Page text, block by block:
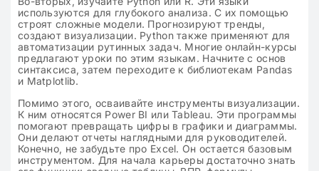
используются для глубокого анализа. С их помощью
строят сложные модели. Прогнозируют тренды,
создают визуализации. Python также применяют для
автоматизации рутинных задач. Многие онлайн-курсы
предлагают уроки по этим языкам. Начните с основ
синтаксиса, затем переходите к библиотекам Pandas
и Matplotlib.
Помимо этого, осваивайте инструменты визуализации.
К ним относятся Power BI или Tableau. Эти программы
помогают превращать цифры в графики и диаграммы.
Они делают отчеты наглядными для руководителей.
Конечно, не забудьте про Excel. Он остается базовым
инструментом. Для начала карьеры достаточно знать